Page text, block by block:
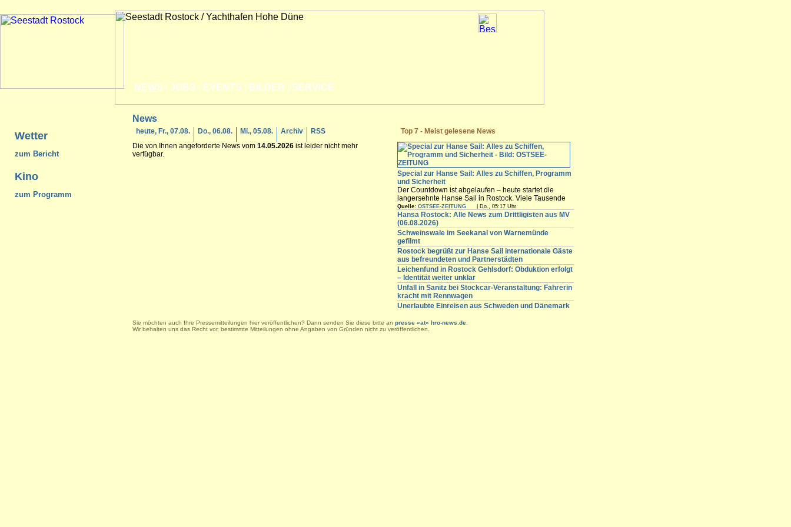
NEWS JOBS EVENTS BILDER SERVICE
Wetter
zum Bericht
Kino
zum Programm
News
Top 7 - Meist gelesene News
Special zur Hanse Sail: Alles zu Schiffen, Programm
und Sicherheit
Der Countdown ist abgelaufen – heute startet die
langersehnte Hanse Sail in Rostock. Viele Tausende
Besucher werden in den nächsten Tagen erwartet und
freuen sich auf die maritimen Angebote in der
Innenstadt,...
Quelle: OSTSEE-ZEITUNG | Do., 05:17 Uhr
Hansa Rostock: Alle News zum Drittligisten aus MV
(06.08.2026)
Schweinswale im Seekanal von Warnemünde
gefilmt
Rostock begrüßt zur Hanse Sail internationale Gäste
aus befreundeten und Partnerstädten
Leichenfund in Rostock Gehlsdorf: Obduktion erfolgt
– Identität weiter unklar
Unfall in Sanitz bei Stockcar-Veranstaltung: Fahrerin
kracht mit Rennwagen
Unerlaubte Einreisen aus Schweden und Dänemark
heute, Fr., 07.08. Do., 06.08. Mi., 05.08. Archiv
RSS
Die von Ihnen angeforderte News vom 14.05.2026 ist leider nicht mehr
verfügbar.
Sie möchten auch Ihre Pressemitteilungen hier veröffentlichen? Dann senden Sie diese bitte an presse «at» hro-news.de
Wir behalten uns das Recht vor, bestimmte Mitteilungen ohne Angaben von Gründen nicht zu veröffentlichen.